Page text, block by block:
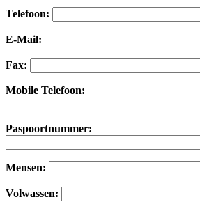
Telefoon:
E-Mail:
Fax:
Mobile Telefoon:
Paspoortnummer:
Mensen:
Volwassen: